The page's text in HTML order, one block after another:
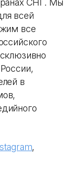
СНГ. Мы
всей
все
в
,